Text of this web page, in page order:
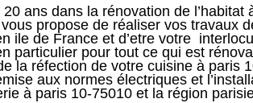
ans dans la rénovation de l’habitat
propose de réaliser vos travaux
ile de France et d’etre votre
particulier pour tout ce qui est
la réfection de votre cuisine à paris
aux normes électriques et
à paris 10-75010 et la région